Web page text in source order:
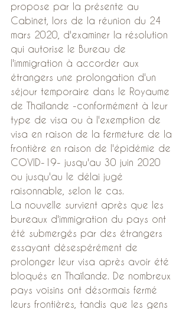
propose par la présente au
Cabinet, lors de la réunion du 24
mars 2020, d'examiner la résolution
qui autorise le Bureau de
l'immigration à accorder aux
étrangers une prolongation d'un
séjour temporaire dans le Royaume
de Thaïlande -conformément à leur
type de visa ou à l'exemption de
visa en raison de la fermeture de la
frontière en raison de l'épidémie de
COVID-19- jusqu'au 30 juin 2020
ou jusqu'au le délai jugé
raisonnable, selon le cas.
La nouvelle survient après que les
bureaux d'immigration du pays ont
été submergés par des étrangers
essayant désespérément de
prolonger leur visa après avoir été
bloqués en Thaïlande. De nombreux
pays voisins ont désormais fermé
leurs frontières, tandis que les gens